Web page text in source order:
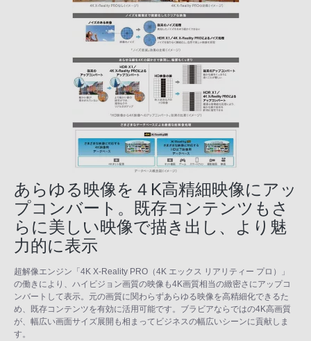
あらゆる映像を４K高精細映像にアッ
プコンバート。既存コンテンツもさ
らに美しい映像で描き出し、より魅
力的に表示
超解像エンジン「4K X-Reality PRO（4K エックス リアリティー プロ）」
の働きにより、ハイビジョン画質の映像も4K画質相当の緻密さにアップコ
ンバートして表示。元の画質に関わらずあらゆる映像を高精細化できるた
め、既存コンテンツを有効に活用可能です。ブラビアならではの4K高画質
が、幅広い画面サイズ展開も相まってビジネスの幅広いシーンに貢献しま
す。